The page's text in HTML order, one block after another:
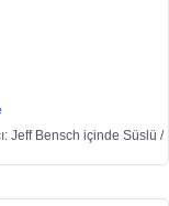
Jeff Bensch içinde Süslü /